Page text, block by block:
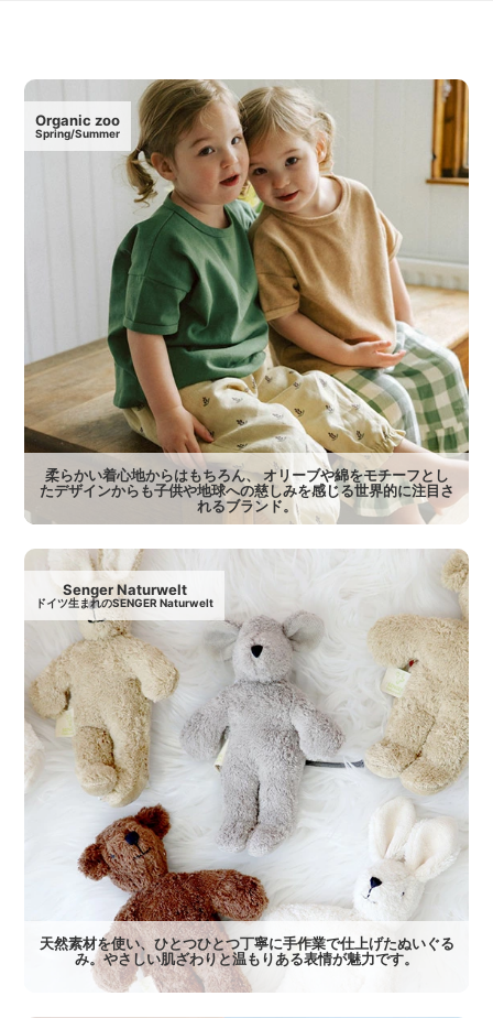
Organic zoo
Spring/Summer
柔らかい着心地からはもちろん、 オリーブや綿をモチーフとし
たデザインからも子供や地球への慈しみを感じる世界的に注目さ
れるブランド。
Senger Naturwelt
ドイツ生まれのSENGER Naturwelt
天然素材を使い、ひとつひとつ丁寧に手作業で仕上げたぬいぐる
み。やさしい肌ざわりと温もりある表情が魅力です。